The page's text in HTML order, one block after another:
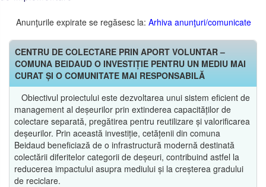
Anunţurile expirate se regăsesc la: Arhiva anunţuri/comunicate
CENTRU DE COLECTARE PRIN APORT VOLUNTAR –
COMUNA BEIDAUD O INVESTIȚIE PENTRU UN MEDIU MAI
CURAT ȘI O COMUNITATE MAI RESPONSABILĂ
Obiectivul proiectului este dezvoltarea unui sistem eficient de
management al deșeurilor prin extinderea capacităților de
colectare separată, pregătirea pentru reutilizare și valorificarea
deșeurilor. Prin această investiție, cetățenii din comuna
Beidaud beneficiază de o infrastructură modernă destinată
colectării diferitelor categorii de deșeuri, contribuind astfel la
reducerea impactului asupra mediului și la creșterea gradului
de reciclare.